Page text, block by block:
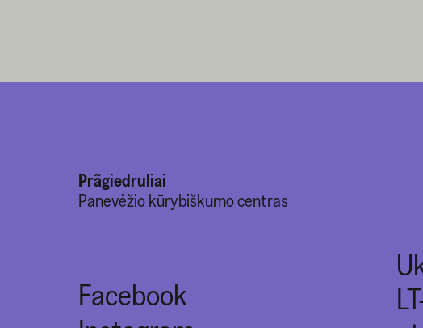
Prãgiedruliai
Panevėžio kūrybiškumo centras
Facebook